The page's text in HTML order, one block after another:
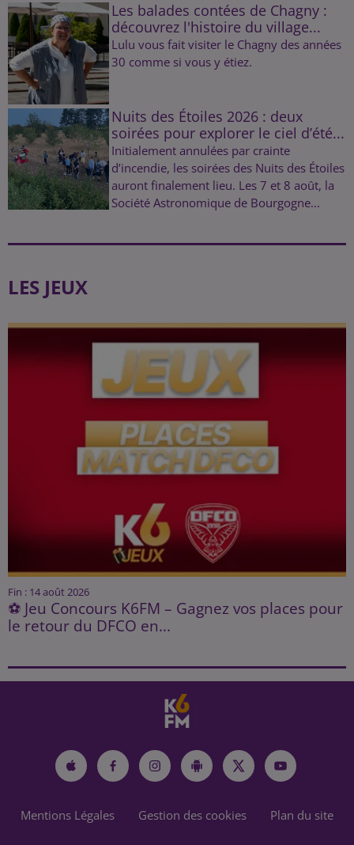
Les balades contées de Chagny :
découvrez l'histoire du village...
Lulu vous fait visiter le Chagny des années
30 comme si vous y étiez.
Nuits des Étoiles 2026 : deux
soirées pour explorer le ciel d’été...
Initialement annulées par crainte
d’incendie, les soirées des Nuits des Étoiles
auront finalement lieu. Les 7 et 8 août, la
Société Astronomique de Bourgogne...
LES JEUX
Fin : 14 août 2026
⚽ Jeu Concours K6FM – Gagnez vos places pour
le retour du DFCO en...
Mentions Légales Gestion des cookies Plan du site